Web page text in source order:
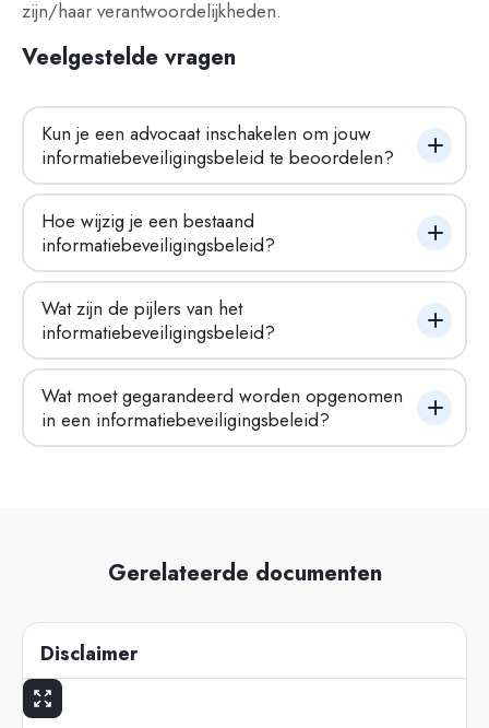
zijn/haar verantwoordelijkheden.
Veelgestelde vragen
Kun je een advocaat inschakelen om jouw
informatiebeveiligingsbeleid te beoordelen?
Hoe wijzig je een bestaand
informatiebeveiligingsbeleid?
Wat zijn de pijlers van het
informatiebeveiligingsbeleid?
Wat moet gegarandeerd worden opgenomen
in een informatiebeveiligingsbeleid?
Gerelateerde documenten
Disclaimer